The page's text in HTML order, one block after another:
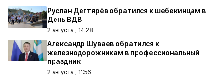
Руслан Дегтярёв обратился к шебекинцам в
День ВДВ
2 августа , 14:28
Александр Шуваев обратился к
железнодорожникам в профессиональный
праздник
2 августа , 11:56